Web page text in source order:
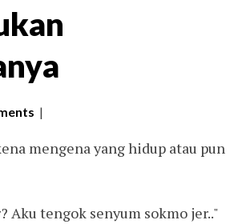
|
mengena yang hidup atau pun
Aku tengok senyum sokmo jer.."